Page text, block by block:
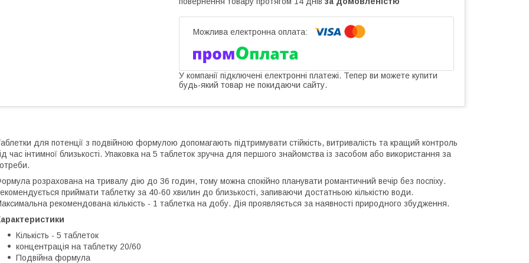
У компанії підключені електронні платежі. Тепер ви можете купити
будь-який товар не покидаючи сайту.
для потенції з подвійною формулою допомагають підтримувати стійкість, витривалість та кращий контроль
час інтимної близькості. Упаковка на 5 таблеток зручна для першого знайомства із засобом або використання за
розрахована на тривалу дію до 36 годин, тому можна спокійно планувати романтичний вечір без поспіху.
приймати таблетку за 40-60 хвилин до близькості, запиваючи достатньою кількістю води.
рекомендована кількість - 1 таблетка на добу. Дія проявляється за наявності природного збудження.
Кількість - 5 таблеток
концентрація на таблетку 20/60
Подвійна формула